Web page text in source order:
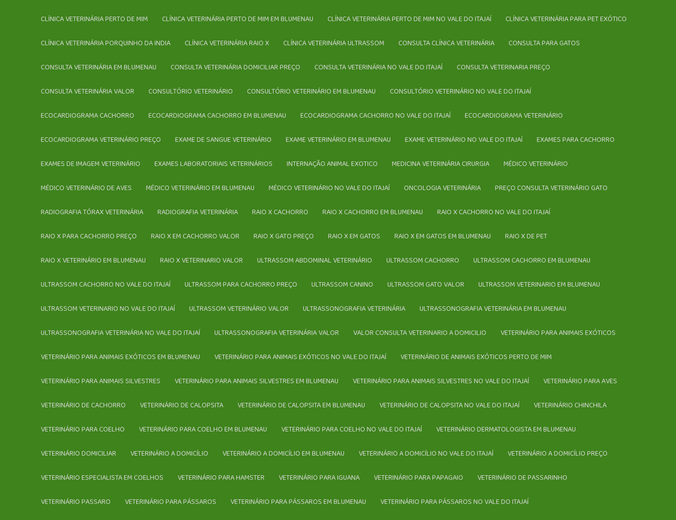
CLÍNICA VETERINÁRIA PERTO DE MIM
CLÍNICA VETERINÁRIA PERTO DE MIM EM BLUMENAU CLÍNICA VETERINÁRIA PERTO DE MIM NO VALE DO ITAJAÍ
CLÍNICA VETERINÁRIA PARA PET EXÓTICO
CLÍNICA VETERINÁRIA PORQUINHO DA INDIA
CLÍNICA VETERINÁRIA RAIO X CLÍNICA VETERINÁRIA ULTRASSOM CONSULTA CLÍNICA VETERINÁRIA
CONSULTA PARA GATOS
CONSULTA VETERINÁRIA EM BLUMENAU
CONSULTA VETERINÁRIA DOMICILIAR PREÇO CONSULTA VETERINÁRIA NO VALE DO ITAJAÍ
CONSULTA VETERINARIA PREÇO
CONSULTA VETERINÁRIA VALOR
CONSULTÓRIO VETERINÁRIO CONSULTÓRIO VETERINÁRIO EM BLUMENAU
CONSULTÓRIO VETERINÁRIO NO VALE DO ITAJAÍ
ECOCARDIOGRAMA CACHORRO
ECOCARDIOGRAMA CACHORRO EM BLUMENAU ECOCARDIOGRAMA CACHORRO NO VALE DO ITAJAÍ
ECOCARDIOGRAMA VETERINÁRIO
ECOCARDIOGRAMA VETERINÁRIO PREÇO
EXAME DE SANGUE VETERINÁRIO EXAME VETERINÁRIO EM BLUMENAU EXAME VETERINÁRIO NO VALE DO ITAJAÍ
EXAMES PARA CACHORRO
EXAMES DE IMAGEM VETERINÁRIO
EXAMES LABORATORIAIS VETERINÁRIOS INTERNAÇÃO ANIMAL EXOTICO MEDICINA VETERINÁRIA CIRURGIA
MÉDICO VETERINÁRIO
MÉDICO VETERINÁRIO DE AVES
MÉDICO VETERINÁRIO EM BLUMENAU MÉDICO VETERINÁRIO NO VALE DO ITAJAÍ ONCOLOGIA VETERINÁRIA
PREÇO CONSULTA VETERINÁRIO GATO
RADIOGRAFIA TÓRAX VETERINÁRIA
RADIOGRAFIA VETERINÁRIA RAIO X CACHORRO RAIO X CACHORRO EM BLUMENAU
RAIO X CACHORRO NO VALE DO ITAJAÍ
RAIO X PARA CACHORRO PREÇO
RAIO X EM CACHORRO VALOR RAIO X GATO PREÇO RAIO X EM GATOS RAIO X EM GATOS EM BLUMENAU
RAIO X DE PET
RAIO X VETERINÁRIO EM BLUMENAU
RAIO X VETERINARIO VALOR ULTRASSOM ABDOMINAL VETERINÁRIO ULTRASSOM CACHORRO
ULTRASSOM CACHORRO EM BLUMENAU
ULTRASSOM CACHORRO NO VALE DO ITAJAÍ
ULTRASSOM PARA CACHORRO PREÇO ULTRASSOM CANINO ULTRASSOM GATO VALOR
ULTRASSOM VETERINARIO EM BLUMENAU
ULTRASSOM VETERINARIO NO VALE DO ITAJAÍ
ULTRASSOM VETERINÁRIO VALOR ULTRASSONOGRAFIA VETERINÁRIA
ULTRASSONOGRAFIA VETERINÁRIA EM BLUMENAU
ULTRASSONOGRAFIA VETERINÁRIA NO VALE DO ITAJAÍ
ULTRASSONOGRAFIA VETERINÁRIA VALOR VALOR CONSULTA VETERINARIO A DOMICILIO
VETERINÁRIO PARA ANIMAIS EXÓTICOS
VETERINÁRIO PARA ANIMAIS EXÓTICOS EM BLUMENAU
VETERINÁRIO PARA ANIMAIS EXÓTICOS NO VALE DO ITAJAÍ
VETERINÁRIO DE ANIMAIS EXÓTICOS PERTO DE MIM
VETERINÁRIO PARA ANIMAIS SILVESTRES
VETERINÁRIO PARA ANIMAIS SILVESTRES EM BLUMENAU VETERINÁRIO PARA ANIMAIS SILVESTRES NO VALE DO ITAJAÍ
VETERINÁRIO PARA AVES
VETERINÁRIO DE CACHORRO
VETERINÁRIO DE CALOPSITA VETERINÁRIO DE CALOPSITA EM BLUMENAU VETERINÁRIO DE CALOPSITA NO VALE DO ITAJAÍ
VETERINÁRIO CHINCHILA
VETERINÁRIO PARA COELHO
VETERINÁRIO PARA COELHO EM BLUMENAU VETERINÁRIO PARA COELHO NO VALE DO ITAJAÍ
VETERINÁRIO DERMATOLOGISTA EM BLUMENAU
VETERINÁRIO DOMICILIAR
VETERINÁRIO A DOMICÍLIO VETERINÁRIO A DOMICÍLIO EM BLUMENAU VETERINÁRIO A DOMICÍLIO NO VALE DO ITAJAÍ
VETERINÁRIO A DOMICÍLIO PREÇO
VETERINÁRIO ESPECIALISTA EM COELHOS
VETERINÁRIO PARA HAMSTER VETERINÁRIO PARA IGUANA VETERINÁRIO PARA PAPAGAIO
VETERINÁRIO DE PASSARINHO
VETERINÁRIO PASSARO
VETERINÁRIO PARA PÁSSAROS VETERINÁRIO PARA PÁSSAROS EM BLUMENAU
VETERINÁRIO PARA PÁSSAROS NO VALE DO ITAJAÍ